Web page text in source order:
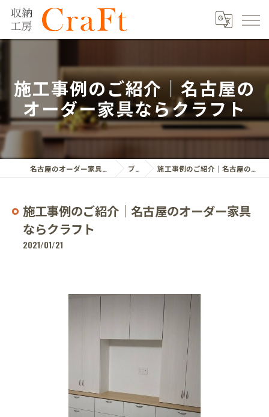
施工事例のご紹介｜名古屋の
オーダー家具ならクラフト
名古屋のオーダー家具ならクラフト株式会社 ブログ 施工事例のご紹介｜名古屋のオーダー家具ならクラフト
施工事例のご紹介｜名古屋のオーダー家具
ならクラフト
2021/01/21